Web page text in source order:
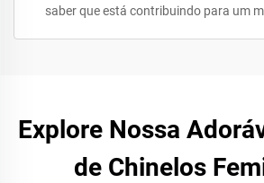
saber que está contribuindo para um
Explore Nossa
de Chinelos